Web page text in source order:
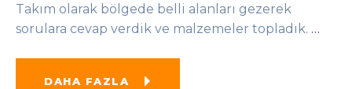
Takım olarak bölgede belli alanları gezerek
sorulara cevap verdik ve malzemeler topladık. …
DAHA FAZLA